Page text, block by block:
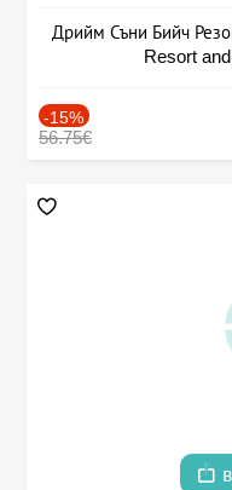
Дрийм Съни Бийч
Resort
-15%
56.75€